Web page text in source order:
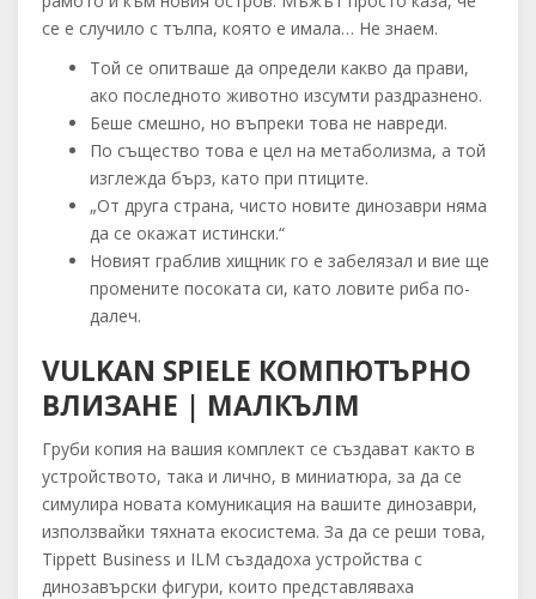
се е случило с тълпа, която е имала… Не знаем.
Той се опитваше да определи какво да прави,
ако последното животно изсумти раздразнено.
Беше смешно, но въпреки това не навреди.
По същество това е цел на метаболизма, а той
изглежда бърз, като при птиците.
„От друга страна, чисто новите динозаври няма
да се окажат истински.“
Новият граблив хищник го е забелязал и вие ще
промените посоката си, като ловите риба по-
далеч.
VULKAN SPIELE КОМПЮТЪРНО
ВЛИЗАНЕ | МАЛКЪЛМ
Груби копия на вашия комплект се създават както в
устройството, така и лично, в миниатюра, за да се
симулира новата комуникация на вашите динозаври,
използвайки тяхната екосистема. За да се реши това,
Tippett Business и ILM създадоха устройства с
динозавърски фигури, които представляваха